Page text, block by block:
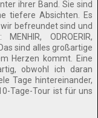
ihrer Band. Sie sind
tiefere Absichten. Es
befreundet sind und
ODROERIR,
sind alles großartige
Herzen kommt. Eine
obwohl ich daran
Tage hintereinander,
Tage-Tour ist für uns